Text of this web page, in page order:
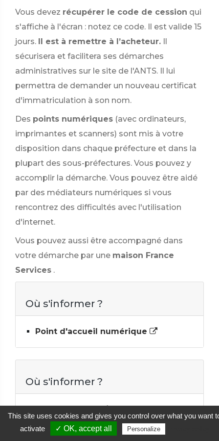
Vous devez récupérer le code de cession qui
s'affiche à l'écran : notez ce code. Il est valide 15
jours. Il est à remettre à l’acheteur. Il
sécurisera et facilitera ses démarches
administratives sur le site de l'ANTS. Il lui
permettra de demander un nouveau certificat
d'immatriculation à son nom.
Des points numériques (avec ordinateurs,
imprimantes et scanners) sont mis à votre
disposition dans chaque préfecture et dans la
plupart des sous-préfectures. Vous pouvez y
accomplir la démarche. Vous pouvez être aidé
par des médiateurs numériques si vous
rencontrez des difficultés avec l'utilisation
d'internet.
Vous pouvez aussi être accompagné dans
votre démarche par une maison France
Services .
Où s'informer ?
Point d'accueil numérique
Où s'informer ?
au public
This site uses cookies and gives you control over what you want
activate
✓ OK, accept all Personalize